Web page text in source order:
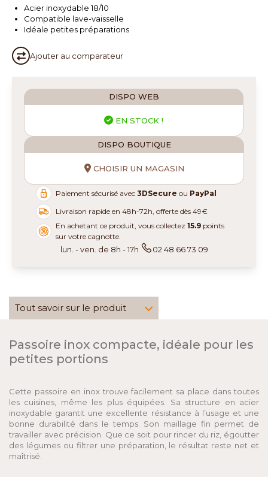
Acier inoxydable 18/10
Compatible lave-vaisselle
Idéale petites préparations
Ajouter au comparateur
DISPO WEB
EN STOCK !
DISPO BOUTIQUE
CHOISIR UN MAGASIN
Paiement sécurisé avec3DSecure ou PayPal
Livraison rapide en 48h-72h, offerte dès 49€
En achetant ce produit, vous collectez15.9 points
sur votre cagnotte.
lun. - ven. de 8h - 17h 02 48 66 73 09
Tout savoir sur le produit
Passoire inox compacte, idéale pour les
petites portions
Cette passoire en inox trouve facilement sa place dans toutes
les cuisines, même les plus équipées. Sa structure en acier
inoxydable garantit une excellente résistance à l’usage et une
bonne durabilité dans le temps. Son maillage fin permet de
travailler avec précision. Que ce soit pour rincer du riz, égoutter
des légumes ou filtrer une préparation, le résultat reste net et
maîtrisé.